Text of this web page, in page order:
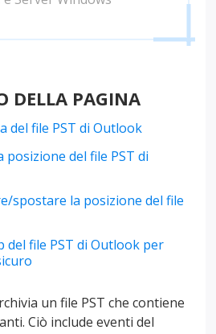
DELLA PAGINA
del file PST di Outlook
posizione del file PST di
spostare la posizione del file
del file PST di Outlook per
un file PST che contiene
Ciò include eventi del